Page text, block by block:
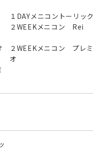
１DAYメニコントーリック
２WEEKメニコン Rei
２WEEKメニコン プレミ
オ